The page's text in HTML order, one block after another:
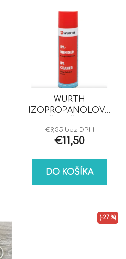
WURTH
IZOPROPANOLOVÝ
€9,35 bez DPH
€11,50
DO KOŠÍKA
(–27 %)